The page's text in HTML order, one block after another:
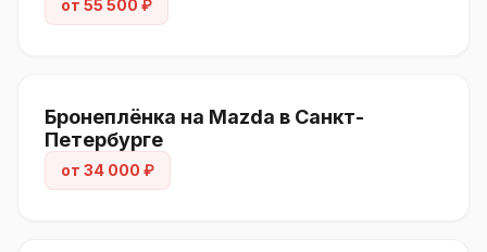
от 55 500 ₽
Бронеплёнка на Mazda в Санкт-
Петербурге
от 34 000 ₽